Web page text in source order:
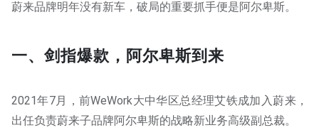
蔚来品牌明年没有新车，破局的重要抓手便是阿尔卑斯。
一、剑指爆款，阿尔卑斯到来
2021年7月，前WeWork大中华区总经理艾铁成加入蔚来，
出任负责蔚来子品牌阿尔卑斯的战略新业务高级副总裁。